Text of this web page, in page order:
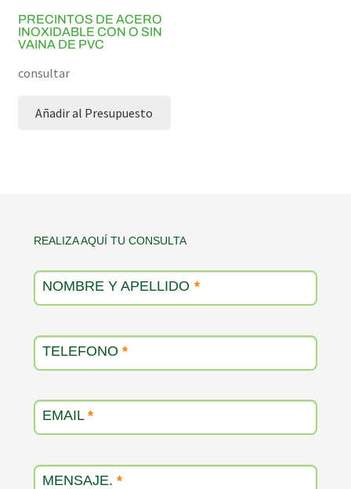
PRECINTOS DE ACERO
INOXIDABLE CON O SIN
VAINA DE PVC
consultar
Añadir al Presupuesto
Contacto
REALIZA AQUÍ TU CONSULTA
NOMBRE Y APELLIDO *
TELEFONO *
EMAIL *
MENSAJE. *